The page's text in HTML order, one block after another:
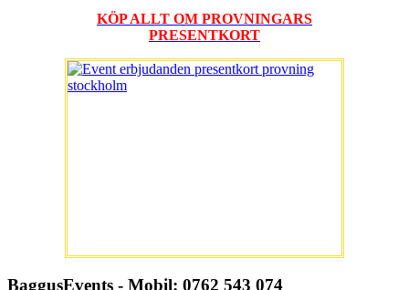
KÖP ALLT OM PROVNINGARS
PRESENTKORT
BaggusEvents - Mobil: 0762 543 074